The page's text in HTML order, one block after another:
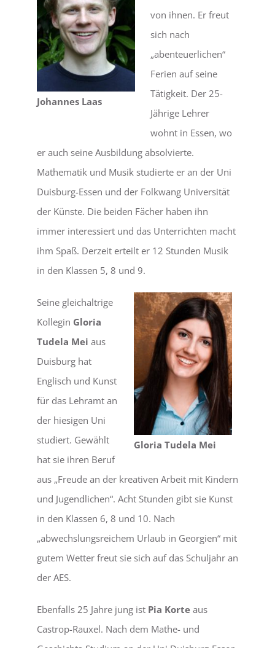
Johannes Laas
von ihnen. Er freut
sich nach
„abenteuerlichen“
Ferien auf seine
Tätigkeit. Der 25-
Jährige Lehrer
wohnt in Essen, wo
er auch seine Ausbildung absolvierte.
Mathematik und Musik studierte er an der Uni
Duisburg-Essen und der Folkwang Universität
der Künste. Die beiden Fächer haben ihn
immer interessiert und das Unterrichten macht
ihm Spaß. Derzeit erteilt er 12 Stunden Musik
in den Klassen 5, 8 und 9.
Gloria Tudela Mei
Seine gleichaltrige
Kollegin Gloria
Tudela Mei aus
Duisburg hat
Englisch und Kunst
für das Lehramt an
der hiesigen Uni
studiert. Gewählt
hat sie ihren Beruf
aus „Freude an der kreativen Arbeit mit Kindern
und Jugendlichen“. Acht Stunden gibt sie Kunst
in den Klassen 6, 8 und 10. Nach
„abwechslungsreichem Urlaub in Georgien“ mit
gutem Wetter freut sie sich auf das Schuljahr an
der AES.
Ebenfalls 25 Jahre jung ist Pia Korte aus
Castrop-Rauxel. Nach dem Mathe- und